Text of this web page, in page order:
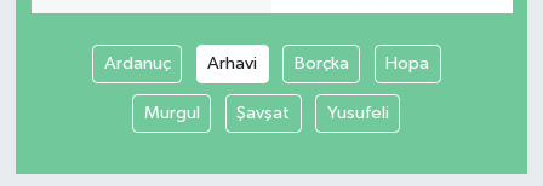
Ardanuç Arhavi Borçka Hopa
Murgul Şavşat Yusufeli